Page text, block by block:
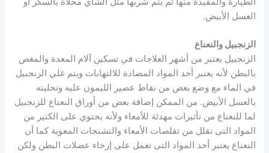
العسل الأبيض.
الزنجبيل والنعناع
الزنجبيل يعتبر من أشهر العلاجات في تسكين آلام المعدة والمغص
بالبطن لأنه يعتبر أحد المواد المضادة للالتهابات ويتم غلي الزنجبيل
في الماء مع وضع بعض من نقاط عصير الليمون عليه وتحليته
بالعسل الأبيض. من الممكن إضافة بعض من أوراق النعناع للزنجبيل
لما للنعناع من تأثيرات مهدئة للأمعاء ولأنه يحتوي على الكثير من
المواد التى تقلل من تقلصات الأمعاء والتشنجات المعوية كما أن
النعناع يعتبر أحد المواد التى تعمل على إرخاء عضلات البطن ولكن